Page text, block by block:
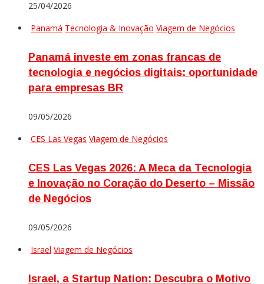
25/04/2026
Panamá Tecnologia & Inovação Viagem de Negócios
Panamá investe em zonas francas de
tecnologia e negócios digitais: oportunidade
para empresas BR
09/05/2026
CES Las Vegas Viagem de Negócios
CES Las Vegas 2026: A Meca da Tecnologia
e Inovação no Coração do Deserto – Missão
de Negócios
09/05/2026
Israel Viagem de Negócios
Israel, a Startup Nation: Descubra o Motivo